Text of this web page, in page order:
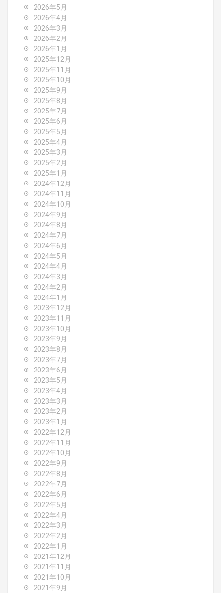
2026年5月
2026年4月
2026年3月
2026年2月
2026年1月
2025年12月
2025年11月
2025年10月
2025年9月
2025年8月
2025年7月
2025年6月
2025年5月
2025年4月
2025年3月
2025年2月
2025年1月
2024年12月
2024年11月
2024年10月
2024年9月
2024年8月
2024年7月
2024年6月
2024年5月
2024年4月
2024年3月
2024年2月
2024年1月
2023年12月
2023年11月
2023年10月
2023年9月
2023年8月
2023年7月
2023年6月
2023年5月
2023年4月
2023年3月
2023年2月
2023年1月
2022年12月
2022年11月
2022年10月
2022年9月
2022年8月
2022年7月
2022年6月
2022年5月
2022年4月
2022年3月
2022年2月
2022年1月
2021年12月
2021年11月
2021年10月
2021年9月